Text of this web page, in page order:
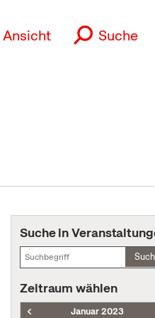
Ansicht Suche
Suche in
Zeitraum wählen
Januar 2023